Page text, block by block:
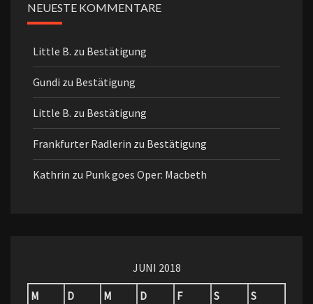
NEUESTE KOMMENTARE
Little B. zu Bestätigung
Gundi zu Bestätigung
Little B. zu Bestätigung
Frankfurter Radlerin zu Bestätigung
Kathrin zu Punk goes Oper: Macbeth
JUNI 2018
M
D M D F S
S